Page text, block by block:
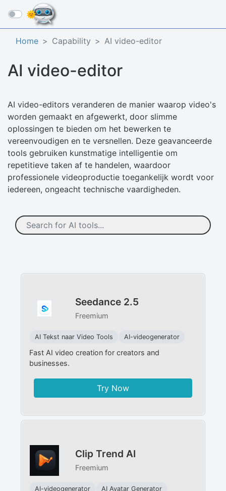
☰
Home Capability AI video-editor
AI video-editor
AI video-editors veranderen de manier waarop video's
worden gemaakt en afgewerkt, door slimme
oplossingen te bieden om het bewerken te
vereenvoudigen en te versnellen. Deze geavanceerde
tools gebruiken kunstmatige intelligentie om
repetitieve taken af te handelen, waardoor
professionele videoproductie toegankelijk wordt voor
iedereen, ongeacht technische vaardigheden.
Seedance 2.5
Freemium
AI Tekst naar Video Tools AI-videogenerator
Fast AI video creation for creators and
businesses.
Try Now
Clip Trend AI
Freemium
AI-videogenerator AI Avatar Generator